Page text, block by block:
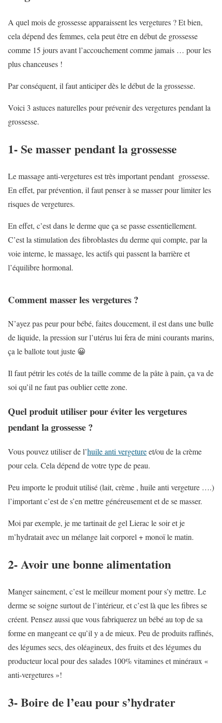
A quel mois de grossesse apparaissent les vergetures ? Et bien,
cela dépend des femmes, cela peut être en début de grossesse
comme 15 jours avant l’accouchement comme jamais … pour les
plus chanceuses !
Par conséquent, il faut anticiper dès le début de la grossesse.
Voici 3 astuces naturelles pour prévenir des vergetures pendant la
grossesse.
1- Se masser pendant la grossesse
Le massage anti-vergetures est très important pendant grossesse.
En effet, par prévention, il faut penser à se masser pour limiter les
risques de vergetures.
En effet, c’est dans le derme que ça se passe essentiellement.
C’est la stimulation des fibroblastes du derme qui compte, par la
voie interne, le massage, les actifs qui passent la barrière et
l’équilibre hormonal.
Comment masser les vergetures ?
N’ayez pas peur pour bébé, faites doucement, il est dans une bulle
de liquide, la pression sur l’utérus lui fera de mini courants marins,
ça le ballote tout juste 😀
Il faut pétrir les cotés de la taille comme de la pâte à pain, ça va de
soi qu’il ne faut pas oublier cette zone.
Quel produit utiliser pour éviter les vergetures
pendant la grossesse ?
Vous pouvez utiliser de l’huile anti vergetureet/ou de la crème
pour cela. Cela dépend de votre type de peau.
Peu importe le produit utilisé (lait, crème , huile anti vergeture ….)
l’important c’est de s’en mettre généreusement et de se masser.
Moi par exemple, je me tartinait de gel Lierac le soir et je
m’hydratait avec un mélange lait corporel + monoï le matin.
2- Avoir une bonne alimentation
Manger sainement, c’est le meilleur moment pour s’y mettre. Le
derme se soigne surtout de l’intérieur, et c’est là que les fibres se
créent. Pensez aussi que vous fabriquerez un bébé au top de sa
forme en mangeant ce qu’il y a de mieux. Peu de produits raffinés,
des légumes secs, des oléagineux, des fruits et des légumes du
producteur local pour des salades 100% vitamines et minéraux «
anti-vergetures »!
3- Boire de l’eau pour s’hydrater